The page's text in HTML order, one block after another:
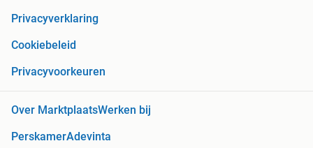
Privacyverklaring
Cookiebeleid
Privacyvoorkeuren
Over MarktplaatsWerken bij
PerskamerAdevinta